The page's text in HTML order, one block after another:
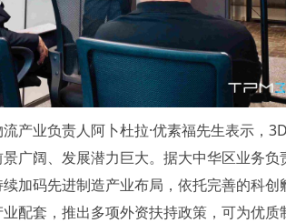
产业负责人阿卜杜拉·优素福先生表示，
广阔、发展潜力巨大。据大中华区业务负
加码先进制造产业布局，依托完善的科创
配套，推出多项外资扶持政策，可为优质